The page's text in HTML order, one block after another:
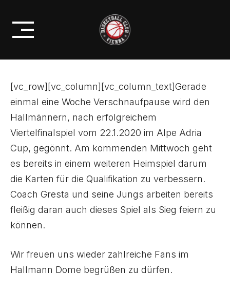
content
STEHT WICHTIGES HEIMSPIEL
BEVOR
[vc_row][vc_column][vc_column_text]Gerade
einmal eine Woche Verschnaufpause wird den
Hallmännern, nach erfolgreichem
Viertelfinalspiel vom 22.1.2020 im Alpe Adria
Cup, gegönnt. Am kommenden Mittwoch geht
es bereits in einem weiteren Heimspiel darum
die Karten für die Qualifikation zu verbessern.
Coach Gresta und seine Jungs arbeiten bereits
fleißig daran auch dieses Spiel als Sieg feiern zu
können.
Wir freuen uns wieder zahlreiche Fans im
Hallmann Dome begrüßen zu dürfen.